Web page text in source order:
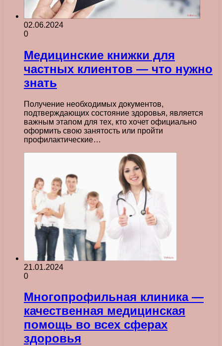
02.06.2024
0
Медицинские книжки для
частных клиентов — что нужно
знать
Получение необходимых документов,
подтверждающих состояние здоровья, является
важным этапом для тех, кто хочет официально
оформить свою занятость или пройти
профилактические…
21.01.2024
0
Многопрофильная клиника —
качественная медицинская
помощь во всех сферах
здоровья